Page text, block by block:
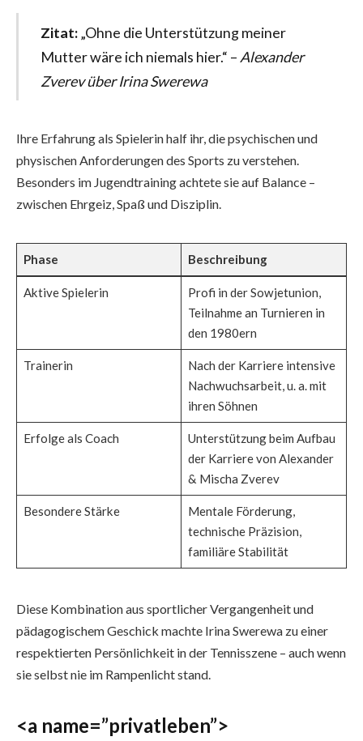
Zitat:„Ohne die Unterstützung meiner
Mutter wäre ich niemals hier.“ – Alexander
Zverev über Irina Swerewa
Ihre Erfahrung als Spielerin half ihr, die psychischen und
physischen Anforderungen des Sports zu verstehen.
Besonders im Jugendtraining achtete sie auf Balance –
zwischen Ehrgeiz, Spaß und Disziplin.
Phase Beschreibung
Aktive Spielerin
Profi in der Sowjetunion,
Teilnahme an Turnieren in
den 1980ern
Trainerin
Nach der Karriere intensive
Nachwuchsarbeit, u. a. mit
ihren Söhnen
Erfolge als Coach
Unterstützung beim Aufbau
der Karriere von Alexander
& Mischa Zverev
Besondere Stärke
Mentale Förderung,
technische Präzision,
familiäre Stabilität
Diese Kombination aus sportlicher Vergangenheit und
pädagogischem Geschick machte Irina Swerewa zu einer
respektierten Persönlichkeit in der Tennisszene – auch wenn
sie selbst nie im Rampenlicht stand.
<a name=”privatleben”>